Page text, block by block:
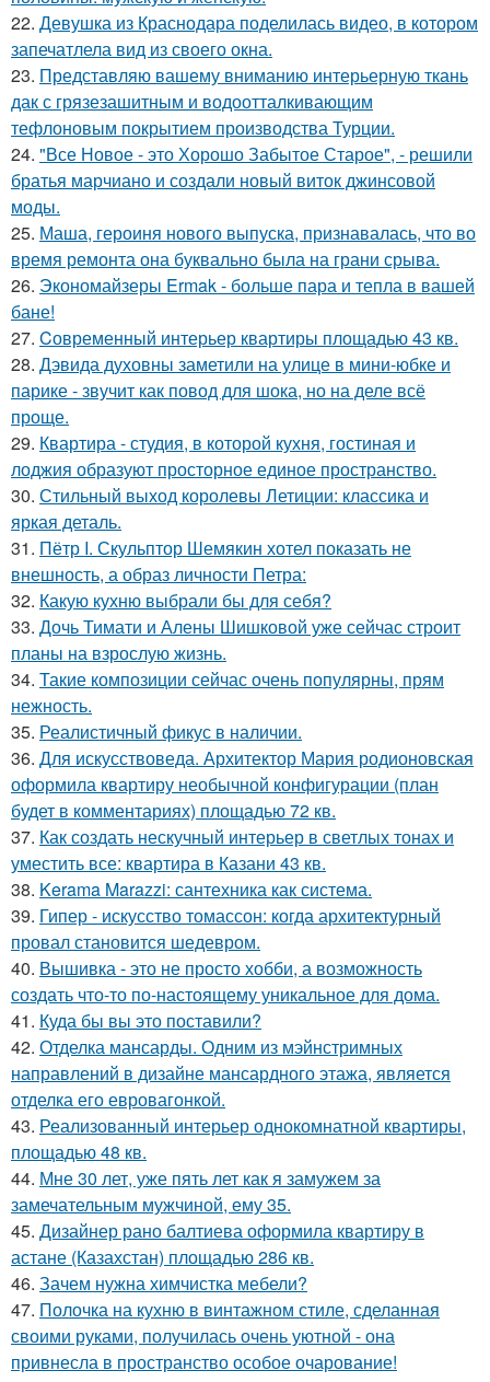
22. Девушка из Краснодара поделилась видео, в котором
запечатлела вид из своего окна.
23. Представляю вашему вниманию интерьерную ткань
дак с грязезашитным и водоотталкивающим
тефлоновым покрытием производства Турции.
24. "Все Новое - это Хорошо Забытое Старое", - решили
братья марчиано и создали новый виток джинсовой
моды.
25. Маша, героиня нового выпуска, признавалась, что во
время ремонта она буквально была на грани срыва.
26. Экономайзеры Ermak - больше пара и тепла в вашей
бане!
27. Cовременный интерьер квартиры площадью 43 кв.
28. Дэвида духовны заметили на улице в мини-юбке и
парике - звучит как повод для шока, но на деле всё
проще.
29. Квартира - студия, в которой кухня, гостиная и
лоджия образуют просторное единое пространство.
30. Стильный выход королевы Летиции: классика и
яркая деталь.
31. Пётр I. Скульптор Шемякин хотел показать не
внешность, а образ личности Петра:
32. Какую кухню выбрали бы для себя?
33. Дочь Тимати и Алены Шишковой уже сейчас строит
планы на взрослую жизнь.
34. Такие композиции сейчас очень популярны, прям
нежность.
35. Реалистичный фикус в наличии.
36. Для искусствоведа. Архитектор Мария родионовская
оформила квартиру необычной конфигурации (план
будет в комментариях) площадью 72 кв.
37. Как создать нескучный интерьер в светлых тонах и
уместить все: квартира в Казани 43 кв.
38. Kerama Marazzi: сантехника как система.
39. Гипер - искусство томассон: когда архитектурный
провал становится шедевром.
40. Вышивка - это не просто хобби, а возможность
создать что-то по-настоящему уникальное для дома.
41. Куда бы вы это поставили?
42. Отделка мансарды. Одним из мэйнстримных
направлений в дизайне мансардного этажа, является
отделка его евровагонкой.
43. Реализованный интерьер однокомнатной квартиры,
площадью 48 кв.
44. Мне 30 лет, уже пять лет как я замужем за
замечательным мужчиной, ему 35.
45. Дизайнер рано балтиева оформила квартиру в
астане (Казахстан) площадью 286 кв.
46. Зачем нужна химчистка мебели?
47. Полочка на кухню в винтажном стиле, сделанная
своими руками, получилась очень уютной - она
привнесла в пространство особое очарование!